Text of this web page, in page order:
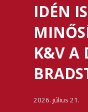
IDÉN
K&V A
2026. július 21.